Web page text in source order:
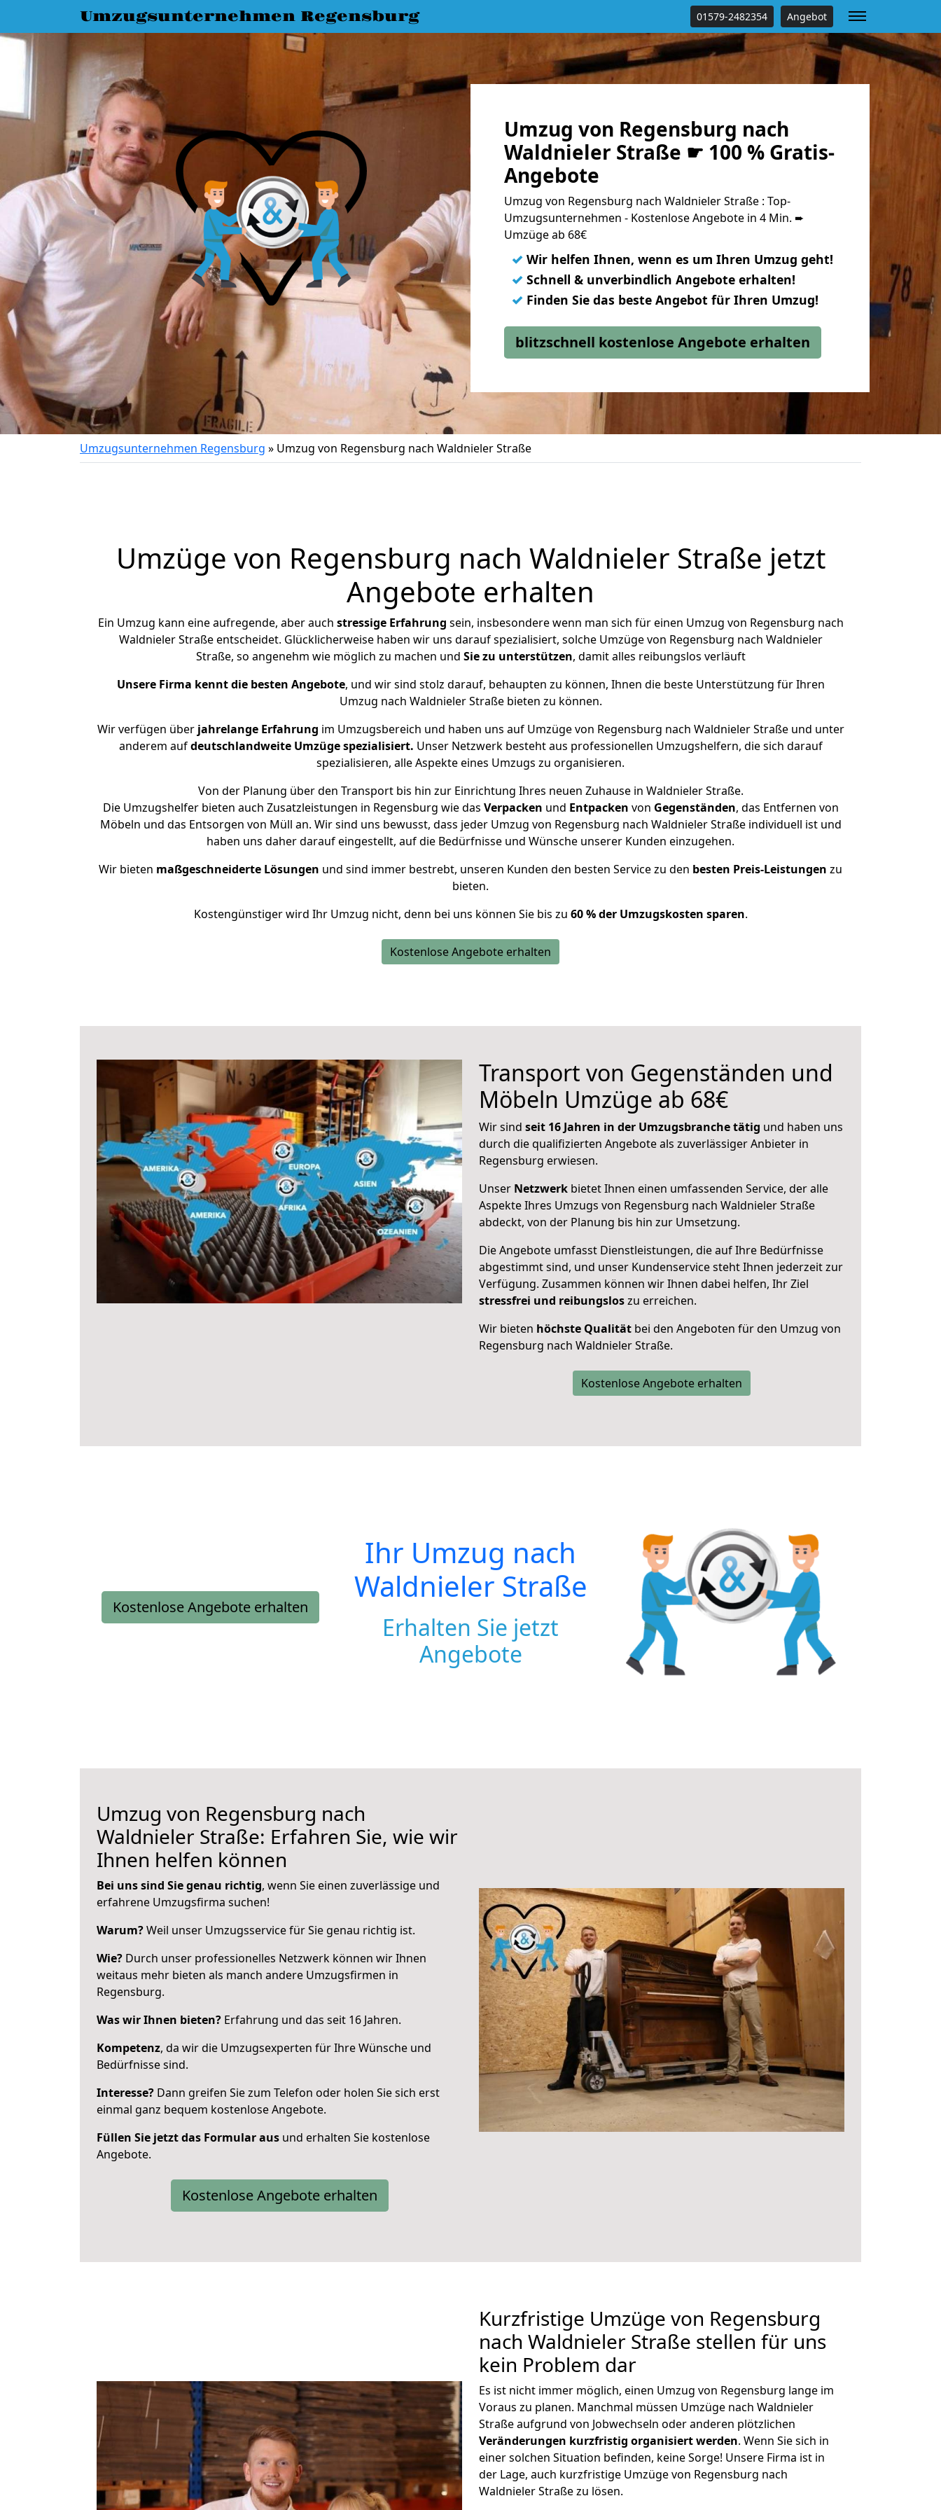
Umzugsunternehmen Regensburg 01579-2482354 Angebot
Umzug von Regensburg nach
Waldnieler Straße ☛ 100 % Gratis-
Angebote
Umzug von Regensburg nach Waldnieler Straße : Top-
Umzugsunternehmen - Kostenlose Angebote in 4 Min. ➨
Umzüge ab 68€
✓ Wir helfen Ihnen, wenn es um Ihren Umzug geht!
✓ Schnell & unverbindlich Angebote erhalten!
✓ Finden Sie das beste Angebot für Ihren Umzug!
blitzschnell kostenlose Angebote erhalten
Umzugsunternehmen Regensburg » Umzug von Regensburg nach Waldnieler Straße
Umzüge von Regensburg nach Waldnieler Straße jetzt
Angebote erhalten
Ein Umzug kann eine aufregende, aber auch stressige Erfahrung sein, insbesondere wenn man sich für einen Umzug von Regensburg nach
Waldnieler Straße entscheidet. Glücklicherweise haben wir uns darauf spezialisiert, solche Umzüge von Regensburg nach Waldnieler
Straße, so angenehm wie möglich zu machen und Sie zu unterstützen, damit alles reibungslos verläuft
Unsere Firma kennt die besten Angebote, und wir sind stolz darauf, behaupten zu können, Ihnen die beste Unterstützung für Ihren
Umzug nach Waldnieler Straße bieten zu können.
Wir verfügen überjahrelange Erfahrung im Umzugsbereich und haben uns auf Umzüge von Regensburg nach Waldnieler Straße und unter
anderem aufdeutschlandweite Umzüge spezialisiert. Unser Netzwerk besteht aus professionellen Umzugshelfern, die sich darauf
spezialisieren, alle Aspekte eines Umzugs zu organisieren.
Von der Planung über den Transport bis hin zur Einrichtung Ihres neuen Zuhause in Waldnieler Straße.
Die Umzugshelfer bieten auch Zusatzleistungen in Regensburg wie das Verpacken und Entpacken von Gegenständen, das Entfernen von
Möbeln und das Entsorgen von Müll an. Wir sind uns bewusst, dass jeder Umzug von Regensburg nach Waldnieler Straße individuell ist und
haben uns daher darauf eingestellt, auf die Bedürfnisse und Wünsche unserer Kunden einzugehen.
Wir bieten maßgeschneiderte Lösungen und sind immer bestrebt, unseren Kunden den besten Service zu den besten Preis-Leistungen zu
bieten.
Kostengünstiger wird Ihr Umzug nicht, denn bei uns können Sie bis zu 60 % der Umzugskosten sparen.
Kostenlose Angebote erhalten
Transport von Gegenständen und
Möbeln Umzüge ab 68€
Wir sind seit 16 Jahren in der Umzugsbranche tätig und haben uns
durch die qualifizierten Angebote als zuverlässiger Anbieter in
Regensburg erwiesen.
Unser Netzwerk bietet Ihnen einen umfassenden Service, der alle
Aspekte Ihres Umzugs von Regensburg nach Waldnieler Straße
abdeckt, von der Planung bis hin zur Umsetzung.
Die Angebote umfasst Dienstleistungen, die auf Ihre Bedürfnisse
abgestimmt sind, und unser Kundenservice steht Ihnen jederzeit zur
Verfügung. Zusammen können wir Ihnen dabei helfen, Ihr Ziel
stressfrei und reibungsloszu erreichen.
Wir bieten höchste Qualität bei den Angeboten für den Umzug von
Regensburg nach Waldnieler Straße.
Kostenlose Angebote erhalten
Kostenlose Angebote erhalten
Ihr Umzug nach
Waldnieler Straße
Erhalten Sie jetzt
Angebote
Umzug von Regensburg nach
Waldnieler Straße: Erfahren Sie, wie wir
Ihnen helfen können
Bei uns sind Sie genau richtig, wenn Sie einen zuverlässige und
erfahrene Umzugsfirma suchen!
Warum?Weil unser Umzugsservice für Sie genau richtig ist.
Wie? Durch unser professionelles Netzwerk können wir Ihnen
weitaus mehr bieten als manch andere Umzugsfirmen in
Regensburg.
Was wir Ihnen bieten? Erfahrung und das seit 16 Jahren.
Kompetenz, da wir die Umzugsexperten für Ihre Wünsche und
Bedürfnisse sind.
Interesse? Dann greifen Sie zum Telefon oder holen Sie sich erst
einmal ganz bequem kostenlose Angebote.
Füllen Sie jetzt das Formular aus und erhalten Sie kostenlose
Angebote.
Kostenlose Angebote erhalten
Kurzfristige Umzüge von Regensburg
nach Waldnieler Straße stellen für uns
kein Problem dar
Es ist nicht immer möglich, einen Umzug von Regensburg lange im
Voraus zu planen. Manchmal müssen Umzüge nach Waldnieler
Straße aufgrund von Jobwechseln oder anderen plötzlichen
Veränderungen kurzfristig organisiert werden. Wenn Sie sich in
einer solchen Situation befinden, keine Sorge! Unsere Firma ist in
der Lage, auch kurzfristige Umzüge von Regensburg nach
Waldnieler Straße zu lösen.